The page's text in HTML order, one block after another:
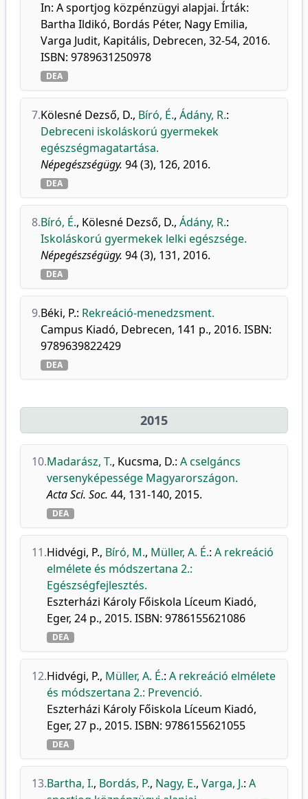
In: A sportjog közpénzügyi alapjai. Írták:
Bartha Ildikó, Bordás Péter, Nagy Emilia,
Varga Judit, Kapitális, Debrecen, 32-54, 2016.
ISBN: 9789631250978
DEA
7.Kölesné Dezső, D., Bíró, É., Ádány, R.:
Debreceni iskoláskorú gyermekek
egészségmagatartása.
Népegészségügy. 94 (3), 126, 2016.
DEA
8.Bíró, É., Kölesné Dezső, D., Ádány, R.:
Iskoláskorú gyermekek lelki egészsége.
Népegészségügy. 94 (3), 131, 2016.
DEA
9.Béki, P.: Rekreáció-menedzsment.
Campus Kiadó, Debrecen, 141 p., 2016. ISBN:
9789639822429
DEA
2015
10.Madarász, T., Kucsma, D.: A cselgáncs
versenyképessége Magyarországon.
Acta Sci. Soc. 44, 131-140, 2015.
DEA
11.Hidvégi, P., Bíró, M., Müller, A. É.: A rekreáció
elmélete és módszertana 2.:
Egészségfejlesztés.
Eszterházi Károly Főiskola Líceum Kiadó,
Eger, 24 p., 2015. ISBN: 9786155621086
DEA
12.Hidvégi, P., Müller, A. É.: A rekreáció elmélete
és módszertana 2.: Prevenció.
Eszterházi Károly Főiskola Líceum Kiadó,
Eger, 27 p., 2015. ISBN: 9786155621055
DEA
13.Bartha, I., Bordás, P., Nagy, E., Varga, J.: A